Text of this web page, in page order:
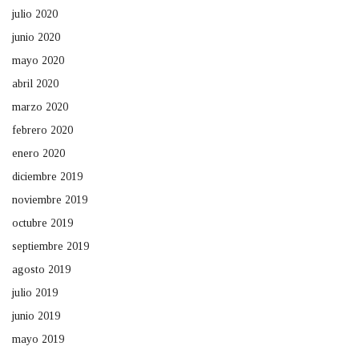
julio 2020
junio 2020
mayo 2020
abril 2020
marzo 2020
febrero 2020
enero 2020
diciembre 2019
noviembre 2019
octubre 2019
septiembre 2019
agosto 2019
julio 2019
junio 2019
mayo 2019